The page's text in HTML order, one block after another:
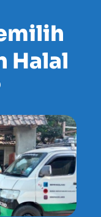
Halal